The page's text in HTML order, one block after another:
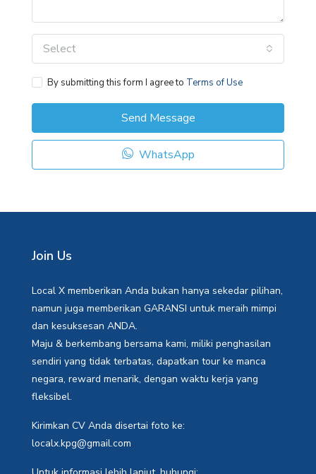
Select
By submitting this form I agree to Terms of Use
Send Message
WhatsApp
Join Us
Local X memberikan Anda bukan hanya sekedar pilihan,
namun juga memberikan GARANSI untuk meraih mimpi
dan kesuksesan ANDA.
Maju & berkembang bersama kami, miliki penghasilan
sendiri yang tidak terbatas, dapatkan tour ke manca
negara, reward menarik, dengan waktu kerja yang
fleksibel.
Kirimkan CV Anda disertai foto ke:
localx.kpg@gmail.com